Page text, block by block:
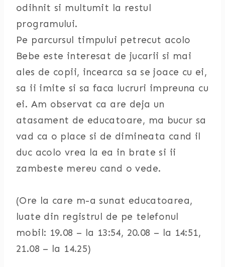
odihnit si multumit la restul
programului.
Pe parcursul timpului petrecut acolo
Bebe este interesat de jucarii si mai
ales de copii, incearca sa se joace cu ei,
sa ii imite si sa faca lucruri impreuna cu
ei. Am observat ca are deja un
atasament de educatoare, ma bucur sa
vad ca o place si de dimineata cand il
duc acolo vrea la ea in brate si ii
zambeste mereu cand o vede.
(Ore la care m-a sunat educatoarea,
luate din registrul de pe telefonul
mobil: 19.08 – la 13:54, 20.08 – la 14:51,
21.08 – la 14.25)